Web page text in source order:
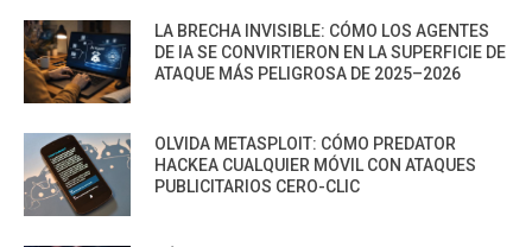
LA BRECHA INVISIBLE: CÓMO LOS AGENTES
DE IA SE CONVIRTIERON EN LA SUPERFICIE DE
ATAQUE MÁS PELIGROSA DE 2025–2026
OLVIDA METASPLOIT: CÓMO PREDATOR
HACKEA CUALQUIER MÓVIL CON ATAQUES
PUBLICITARIOS CERO-CLIC